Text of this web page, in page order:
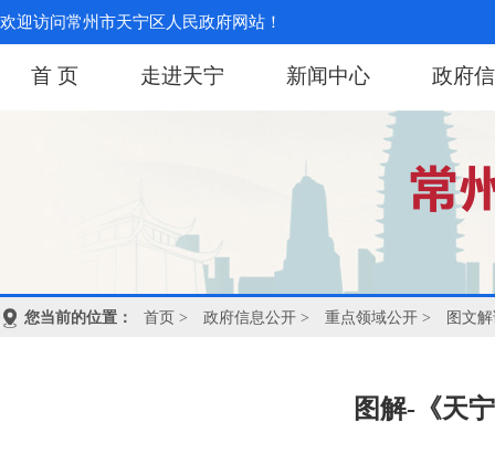
欢迎访问常州市天宁区人民政府网站！
首 页 走进天宁 新闻中心 政府
您当前的位置： 首页 > 政府信息公开 > 重点领域公开 > 图文
图解-《天